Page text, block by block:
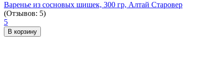
Варенье из сосновых шишек, 300 гр, Алтай Старовер
(Отзывов: 5)
5
В корзину